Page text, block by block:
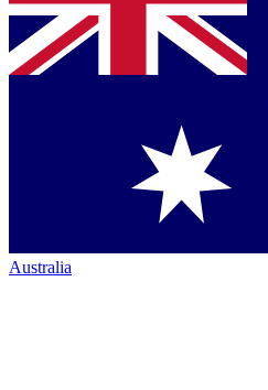
Australia